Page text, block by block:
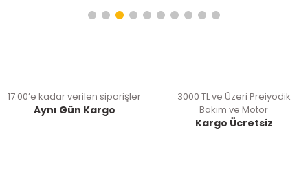
17:00’e kadar verilen siparişler
Aynı Gün Kargo
3000 TL ve Üzeri Preiyodik
Bakım ve Motor
Kargo Ücretsiz